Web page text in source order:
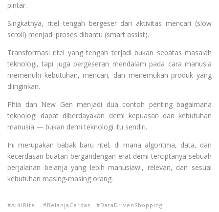
pintar.
Singkatnya, ritel tengah bergeser dari aktivitas mencari (slow
scroll) menjadi proses dibantu (smart assist).
Transformasi ritel yang tengah terjadi bukan sebatas masalah
teknologi, tapi juga pergeseran mendalam pada cara manusia
memenuhi kebutuhan, mencari, dan menemukan produk yang
diinginkan.
Phia dan New Gen menjadi dua contoh penting bagaimana
teknologi dapat diberdayakan demi kepuasan dan kebutuhan
manusia — bukan demi teknologi itu sendiri.
Ini merupakan babak baru ritel, di mana algoritma, data, dan
kecerdasan buatan bergandengan erat demi terciptanya sebuah
perjalanan belanja yang lebih manusiawi, relevan, dan sesuai
kebutuhan masing-masing orang.
AIdiRitel BelanjaCerdas
DataDrivenShopping